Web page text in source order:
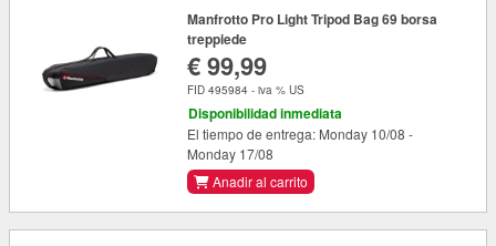
Manfrotto Pro Light Tripod Bag 69 borsa
treppiede
€ 99,99
FID 495984 - iva % US
Disponibilidad inmediata
El tiempo de entrega: Monday 10/08 -
Monday 17/08
Anadir al carrito